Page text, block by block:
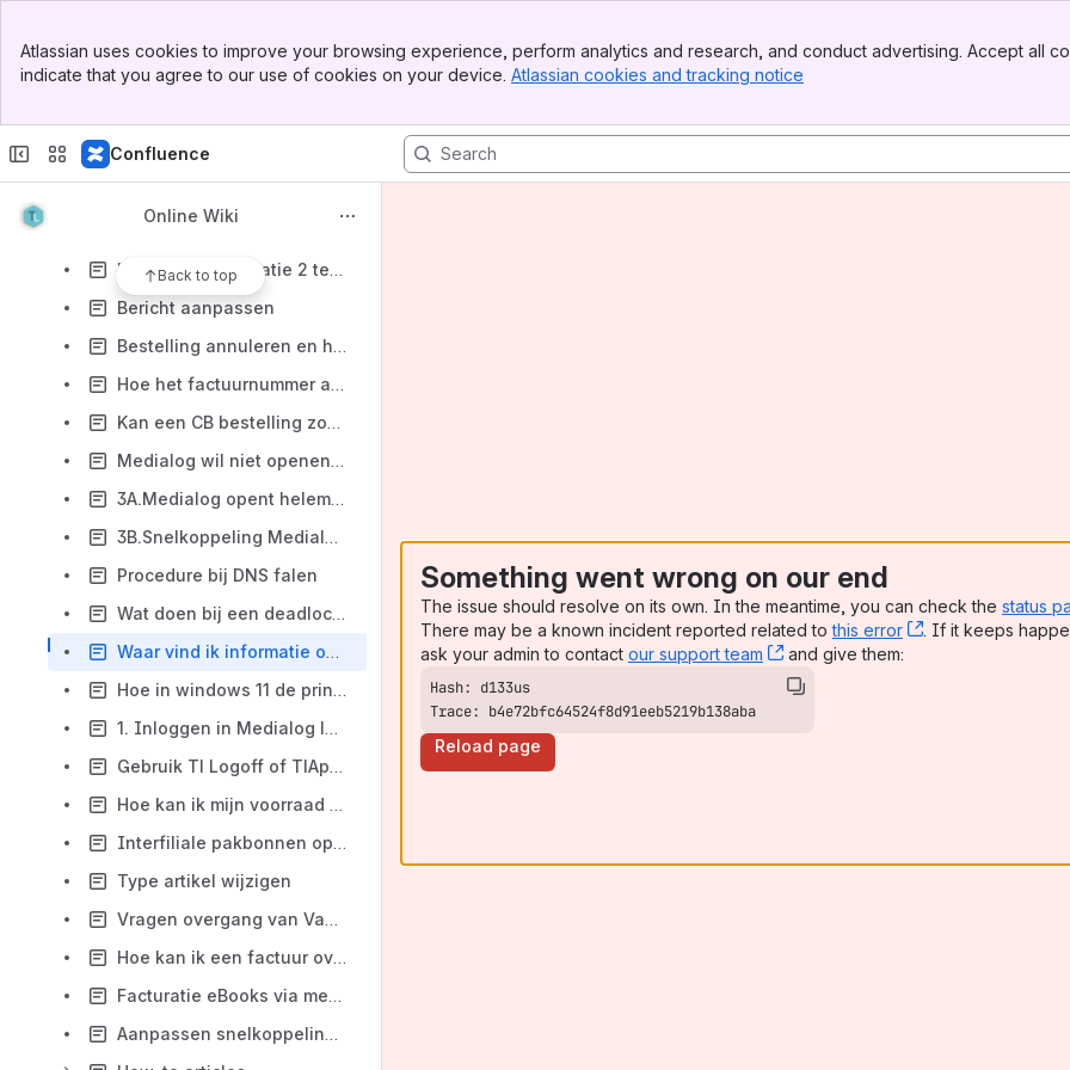
Top Bar
Sidebar
Atlassian uses cookies to improve your browsing experience, perform analytics and research, and conduct advertising. Accept all
indicate that you agree to our use of cookies on your device. Atlassian cookies and tracking notice
Confluence
Online Wiki
Back to top
Hardware
Downloads servicedesk
Veel gestelde vragen
Hoe kan ik facturatie 2 testen?
Bericht aanpassen
Bestelling annuleren en herbestellen
Hoe het factuurnummer aan het begin van het jaar wijzigen ( klaarzetten voor een nieuwe jaarreeks)
Kan een CB bestelling zowel CB1D als DIO zijn
Medialog wil niet openen maar opent scherm om iets op te slaan
3A.Medialog opent helemaal niet: citrix (her-) instaleren
3B.Snelkoppeling Medialog niet zichtbaar in Windows taakbalk
Procedure bij DNS falen
Wat doen bij een deadlock error?
Waar vind ik informatie over eCards en de lijst van eCards?
Hoe in windows 11 de printer terug online zetten
1. Inloggen in Medialog lukt niet/limiet verbindingen overschreden > Tl Logoff
Gebruik Tl Logoff of TlAppManager als uw medialog sessie vast zit
Hoe kan ik mijn voorraad resetten (voorraad = 0)
Interfiliale pakbonnen opnieuw aanbieden via facturatie v2
Type artikel wijzigen
Vragen overgang van Van Ditmar naar CB
Hoe kan ik een factuur overzetten naar een andere rekening (Facturatie 2.0)
Facturatie eBooks via medialog?
Aanpassen snelkoppeling MediaLog na migratie
Something went wrong on our end
The issue should resolve on its own. In the meantime, you can check the status
There may be a known incident reported related tothis error , (opens new
. If it keeps
ask your admin to contact our support team , (opens new window)
and give them:
Trace: b4e72bfc64524f8d91eeb5219b138aba
Reload page